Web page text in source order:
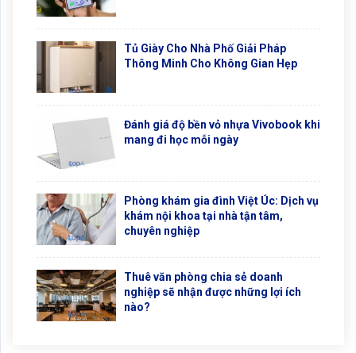
Tủ Giày Cho Nhà Phố Giải Pháp
Thông Minh Cho Không Gian Hẹp
Đánh giá độ bền vỏ nhựa Vivobook khi
mang đi học mỗi ngày
Phòng khám gia đình Việt Úc: Dịch vụ
khám nội khoa tại nhà tận tâm,
chuyên nghiệp
Thuê văn phòng chia sẻ doanh
nghiệp sẽ nhận được những lợi ích
nào?